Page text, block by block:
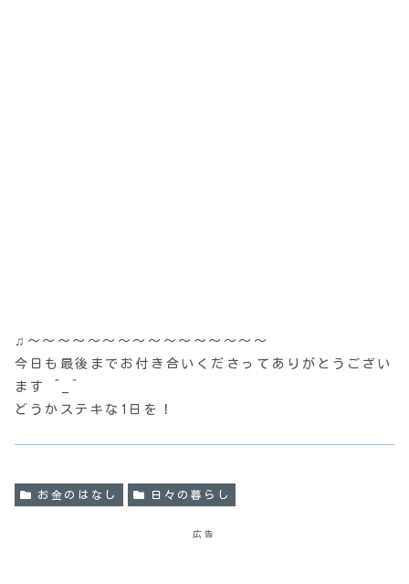
♫〜〜〜〜〜〜〜〜〜〜〜〜〜〜〜〜
今日も最後までお付き合いくださってありがとうござい
ます ^_^
どうかステキな1日を！
お金のはなし 日々の暮らし
広告